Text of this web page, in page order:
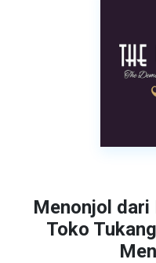
Menonjol dari
Toko